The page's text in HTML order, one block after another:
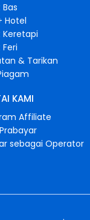
Hotel
Keretapi
& Tarikan
KAMI
Affiliate
sebagai Operator